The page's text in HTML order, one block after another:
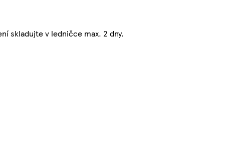
skladujte v ledničce max. 2 dny.